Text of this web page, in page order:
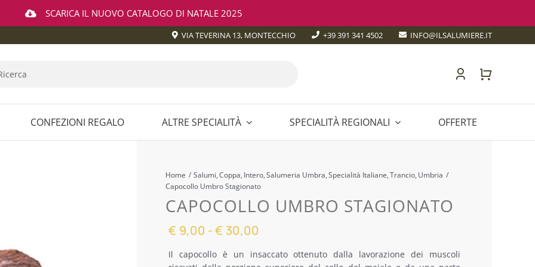
SCARICA IL NUOVO CATALOGO DI NATALE 2025
VIA TEVERINA 13, MONTECCHIO +39 391 341 4502 INFO@ILSALUMIERE.IT
CONFEZIONI REGALO ALTRE SPECIALITÀ SPECIALITÀ REGIONALI
PIEMONTE
PUGLIA
SARDEGNA
SICILIA
UMBRIA
VENETO
OFFERTE
Home Salumi Coppa Intero Salumeria Umbra Specialità Italiane Trancio Umbria
Capocollo Umbro Stagionato
CAPOCOLLO UMBRO STAGIONATO
€ 9,00 -€ 30,00
prezzo:
Il capocollo è un insaccato ottenuto dalla lavorazione dei muscoli